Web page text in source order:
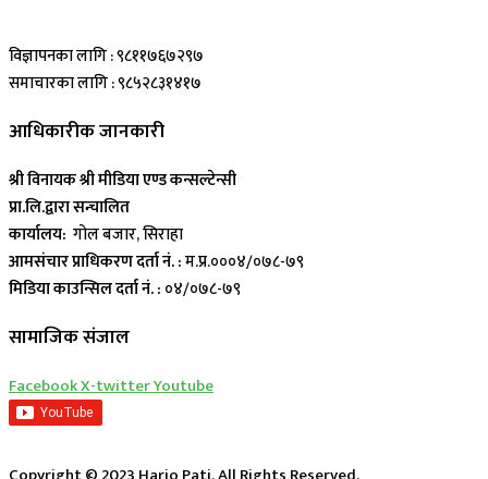
विज्ञापनका लागि : ९८११७६७२९७
समाचारका लागि : ९८५२८३१४१७
आधिकारीक जानकारी
श्री विनायक श्री मीडिया एण्ड कन्सल्टेन्सी
प्रा.लि.द्वारा सन्चालित
कार्यालय: गोल बजार, सिराहा
आमसंचार प्राधिकरण दर्ता नं. :म.प्र.०००४/०७८-७९
मिडिया काउन्सिल दर्ता नं. : ०४/०७८-७९
सामाजिक संजाल
FacebookX-twitterYoutube